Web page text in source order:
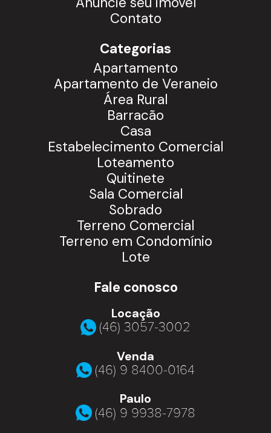
Contato
Categorias
Apartamento
Apartamento de Veraneio
Área Rural
Barracão
Casa
Estabelecimento Comercial
Loteamento
Quitinete
Sala Comercial
Sobrado
Terreno Comercial
Terreno em Condomínio
Lote
Fale conosco
Locação
(46) 3057-3002
Venda
(46) 9 8400-0164
Paulo
(46) 9 9938-7978